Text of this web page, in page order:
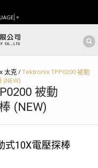
▼
太克/Tektronix TPP0200 被動
(NEW)
被動
(NEW)
式10X電壓探棒